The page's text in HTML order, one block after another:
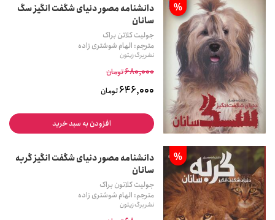
%
دانشنامه مصور دنیای شگفت انگیز سگ
سانان
جولیت کلاتن براک
مترجم: الهام شوشتری زاده
نشر برگ زیتون
680,000تومان
646,000تومان
افزودن به سبد خرید
%
دانشنامه مصور دنیای شگفت انگیز گربه
سانان
جولیت کلاتون براک
مترجم: الهام شوشتری زاده
نشر برگ زیتون